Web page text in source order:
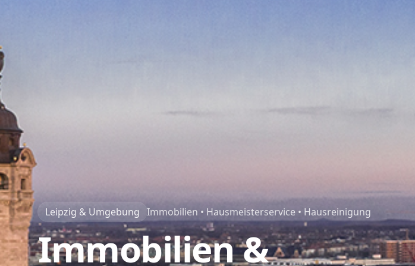
Leipzig & Umgebung Immobilien • Hausmeisterservice • Hausreinigung
Immobilien &